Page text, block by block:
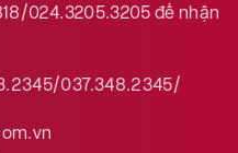
024.3205.3205để nhận
037.348.2345/